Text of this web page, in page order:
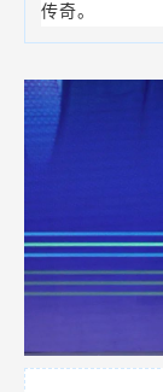
传奇。